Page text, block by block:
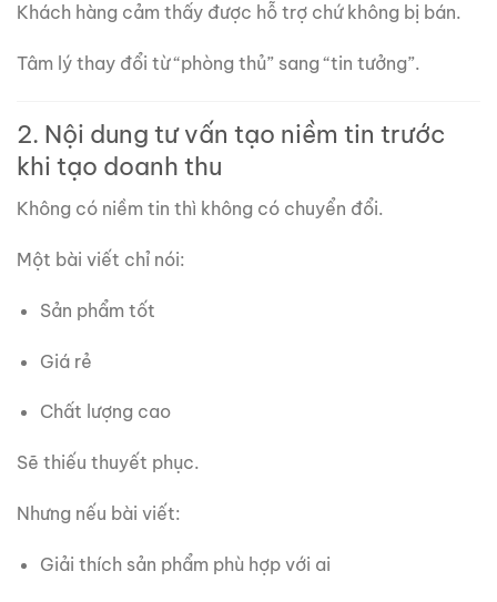
Khách hàng cảm thấy được hỗ trợ chứ không bị bán.
Tâm lý thay đổi từ “phòng thủ” sang “tin tưởng”.
2. Nội dung tư vấn tạo niềm tin trước
khi tạo doanh thu
Không có niềm tin thì không có chuyển đổi.
Một bài viết chỉ nói:
Sản phẩm tốt
Giá rẻ
Chất lượng cao
Sẽ thiếu thuyết phục.
Nhưng nếu bài viết:
Giải thích sản phẩm phù hợp với ai